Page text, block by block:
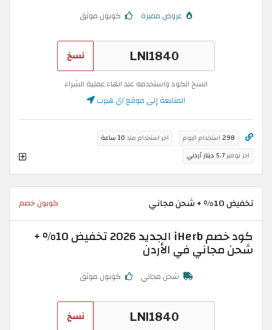
عروض مميزة كوبون موثق
نسخ
انسخ الكود واستخدمه عند انهاء عملية الشراء
المتابعة إلى موقع اي هيرب
298 استخدام اليوم اخر استخدام منذ 10 ساعة
اخر توفير5.7 دينار أردني
تخفيض 10% + شحن مجاني كوبون خصم
كود خصم iHerb الجديد 2026 تخفيض 10% +
شحن مجاني في الأردن
شحن مجاني كوبون موثق
نسخ